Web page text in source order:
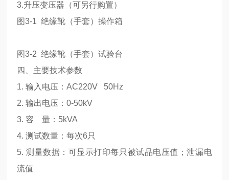
3.升压变压器（可另行购置）
图3-1 绝缘靴（手套）操作箱
图3-2 绝缘靴（手套）试验台
四、主要技术参数
1. 输入电压：AC220V 50Hz
2. 输出电压：0-50kV
3. 容 量：5kVA
4. 测试数量：每次6只
5. 测量数据：可显示打印每只被试品电压值；泄漏电
流值